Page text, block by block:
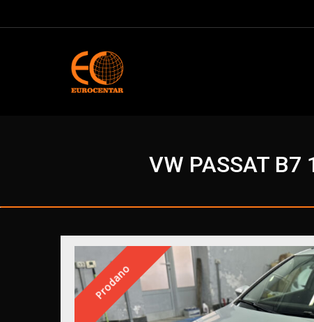
VW PASSAT B7
Prodano